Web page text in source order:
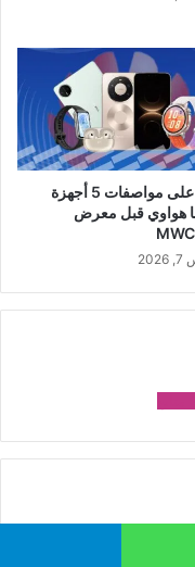
تعرف على مواصفات 5 أجهزة
هواوي قبل معرض